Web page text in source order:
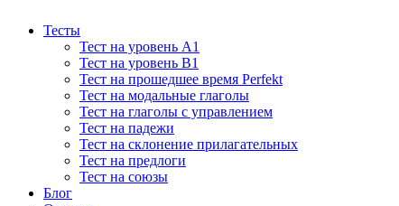
Тесты
Тест на уровень A1
Тест на уровень B1
Тест на прошедшее время Perfekt
Тест на модальные глаголы
Тест на глаголы с управлением
Тест на падежи
Тест на склонение прилагательных
Тест на предлоги
Тест на союзы
Блог